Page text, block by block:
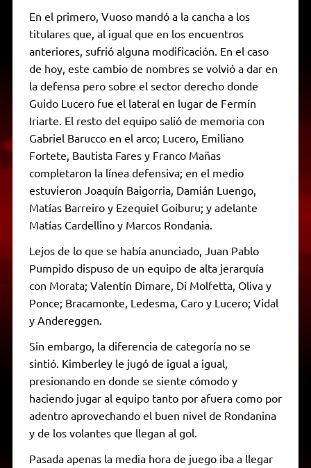
En el primero, Vuoso mandó a la cancha a los
titulares que, al igual que en los encuentros
anteriores, sufrió alguna modificación. En el caso
de hoy, este cambio de nombres se volvió a dar en
la defensa pero sobre el sector derecho donde
Guido Lucero fue el lateral en lugar de Fermín
Iriarte. El resto del equipo salió de memoria con
Gabriel Barucco en el arco; Lucero, Emiliano
Fortete, Bautista Fares y Franco Mañas
completaron la línea defensiva; en el medio
estuvieron Joaquín Baigorria, Damián Luengo,
Matías Barreiro y Ezequiel Goiburu; y adelante
Matías Cardellino y Marcos Rondania.
Lejos de lo que se había anunciado, Juan Pablo
Pumpido dispuso de un equipo de alta jerarquía
con Morata; Valentín Dimare, Di Molfetta, Oliva y
Ponce; Bracamonte, Ledesma, Caro y Lucero; Vidal
y Andereggen.
Sin embargo, la diferencia de categoría no se
sintió. Kimberley le jugó de igual a igual,
presionando en donde se siente cómodo y
haciendo jugar al equipo tanto por afuera como por
adentro aprovechando el buen nivel de Rondanina
y de los volantes que llegan al gol.
Pasada apenas la media hora de juego iba a llegar